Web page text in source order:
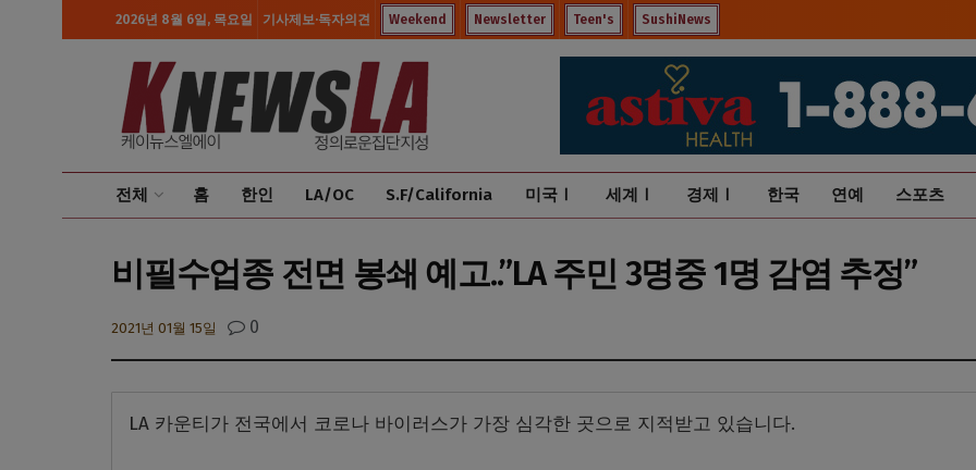
2026년 8월 6일, 목요일 기사제보·독자의견 Weekend Newsletter Teen's SushiNews
전체 홈 한인 LA/OC S.F/California 미국Ⅰ 세계Ⅰ 경제Ⅰ 한국 연예 스포츠
비필수업종 전면 봉쇄 예고..”LA 주민 3명중 1명 감염 추정”
2021년 01월 15일 0
LA 카운티가 전국에서 코로나 바이러스가 가장 심각한 곳으로 지적받고 있습니다.